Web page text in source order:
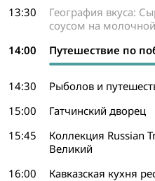
13:30
География вкуса:
соусом на
14:00
Путешествие по
14:30
Рыболов и
15:00
Гатчинский дворец
15:45
Коллекция Russian
Великий
16:00
Кавказская кухня